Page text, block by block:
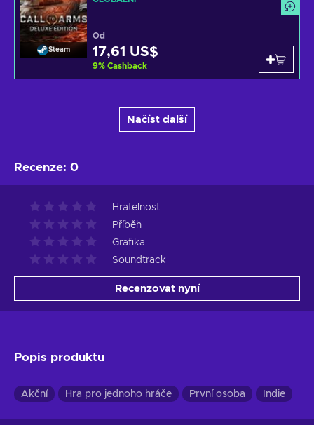
Steam
Od
17,61 US$
9% Cashback
Načíst další
Recenze: 0
Hratelnost
Příběh
Grafika
Soundtrack
Recenzovat nyní
Popis produktu
Akční Hra pro jednoho hráče První osoba Indie